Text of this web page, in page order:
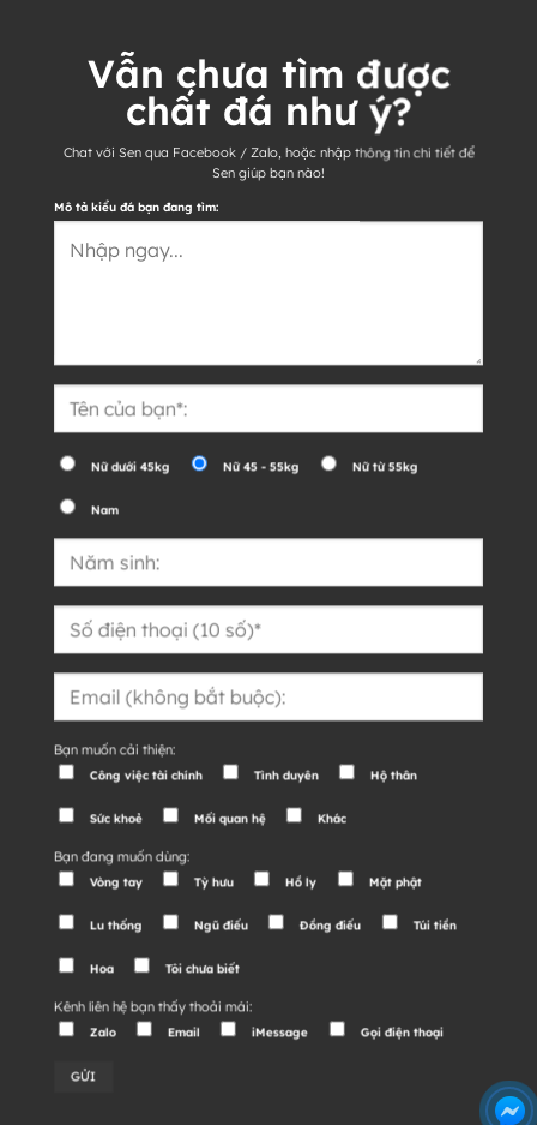
Vẫn chưa tìm được
chất đá như ý?
Chat với Sen qua Facebook / Zalo, hoặc nhập thông tin chi tiết để
Sen giúp bạn nào!
Mô tả kiểu đá bạn đang tìm:
Nữ dưới 45kg Nữ 45 - 55kg Nữ từ 55kg
Nam
Bạn muốn cải thiện:
Công việc tài chính Tình duyên Hộ thân
Sức khoẻ Mối quan hệ Khác
Bạn đang muốn dùng:
Vòng tay Tỳ hưu Hồ ly Mặt phật
Lu thống Ngũ điếu Đồng điếu Túi tiền
Hoa Tôi chưa biết
Kênh liên hệ bạn thấy thoải mái:
Zalo Email iMessage Gọi điện thoại